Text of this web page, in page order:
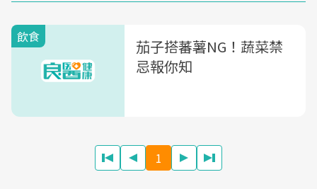
飲食
茄子搭蕃薯NG！蔬菜禁
忌報你知
1